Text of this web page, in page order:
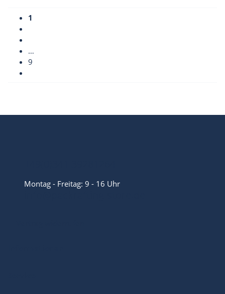
1
…
9
Montag - Freitag: 9 - 16 Uhr